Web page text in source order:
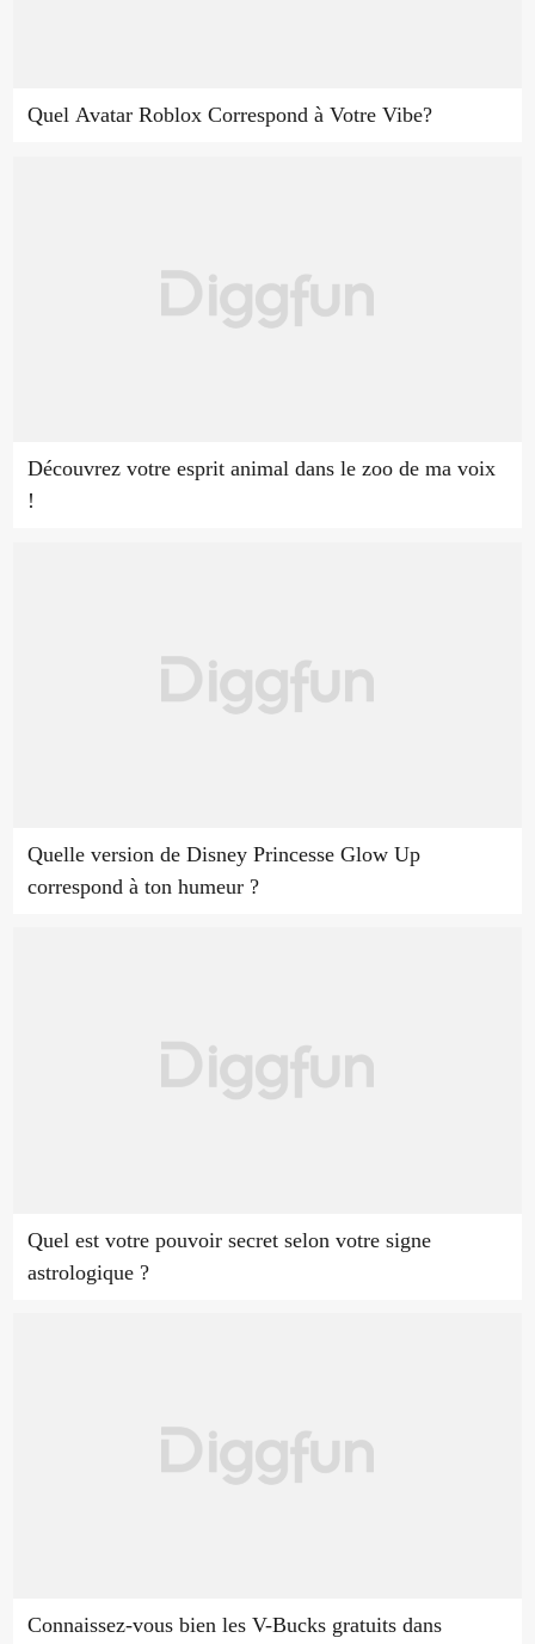
Quel Avatar Roblox Correspond à Votre Vibe?
Découvrez votre esprit animal dans le zoo de ma voix
!
Quelle version de Disney Princesse Glow Up
correspond à ton humeur ?
Quel est votre pouvoir secret selon votre signe
astrologique ?
Connaissez-vous bien les V-Bucks gratuits dans